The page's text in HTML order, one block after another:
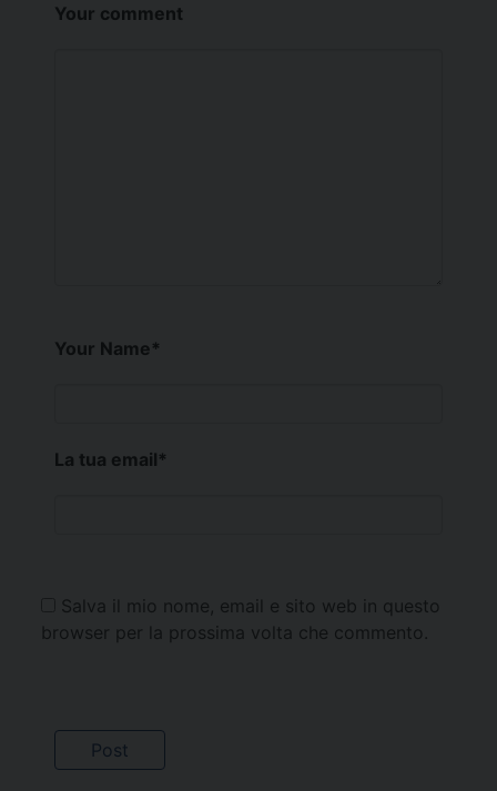
Your comment
Your Name*
La tua email*
Salva il mio nome, email e sito web in questo
browser per la prossima volta che commento.